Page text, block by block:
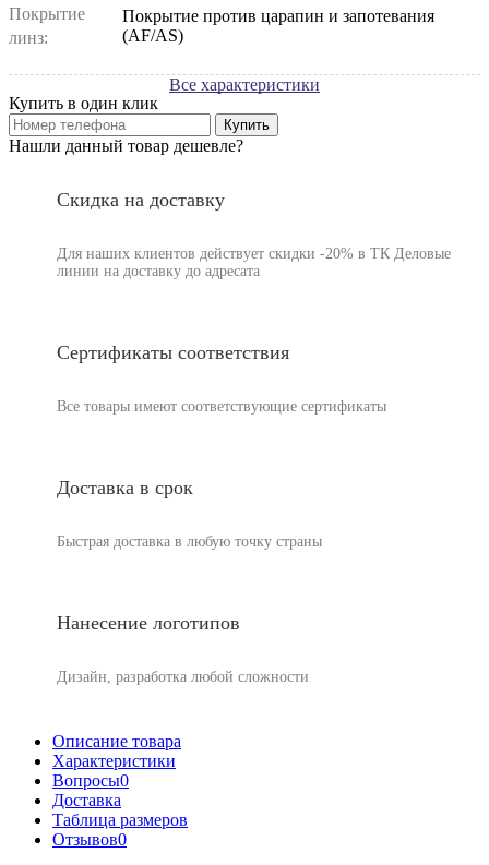
Покрытие
линз:
Покрытие против царапин и запотевания
(AF/AS)
Все характеристики
Купить в один клик
Купить
Нашли данный товар дешевле?
Скидка на доставку
Для наших клиентов действует скидки -20% в ТК Деловые
линии на доставку до адресата
Сертификаты соответствия
Все товары имеют соответствующие сертификаты
Доставка в срок
Быстрая доставка в любую точку страны
Нанесение логотипов
Дизайн, разработка любой сложности
Описание товара
Характеристики
Вопросы0
Доставка
Таблица размеров
Отзывов0